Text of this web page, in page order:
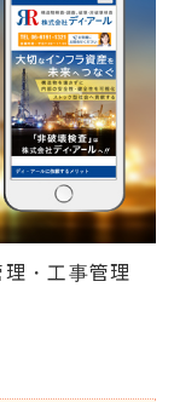
・工事管理